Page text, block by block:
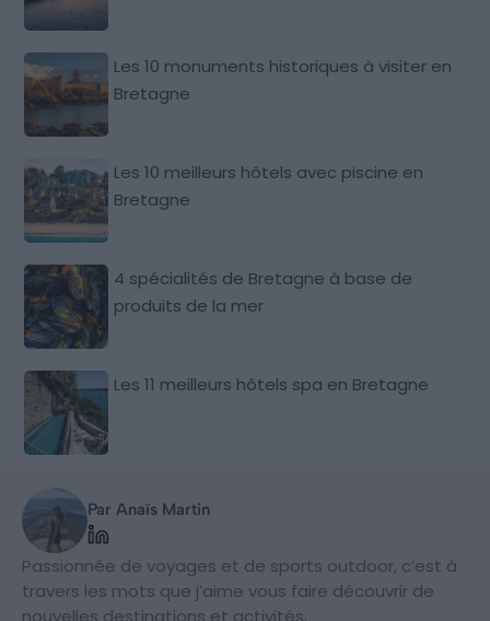
Les 10 monuments historiques à visiter en
Bretagne
Les 10 meilleurs hôtels avec piscine en
Bretagne
4 spécialités de Bretagne à base de
produits de la mer
Les 11 meilleurs hôtels spa en Bretagne
Par Anaïs Martin
Passionnée de voyages et de sports outdoor, c’est à
travers les mots que j’aime vous faire découvrir de
nouvelles destinations et activités.